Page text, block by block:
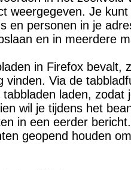
weergegeven. Je
en personen in je
en in meerdere
in Firefox bevalt,
vinden. Via de
laden, zodat
wil je tijdens het
in een eerder
geopend houden